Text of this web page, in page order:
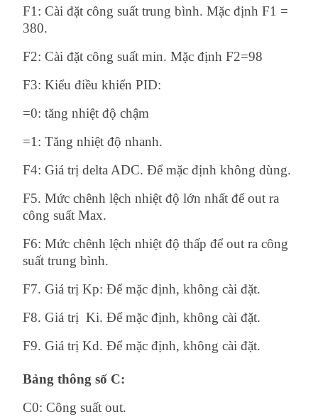
F1: Cài đặt công suất trung bình. Mặc định F1 =
380.
F2: Cài đặt công suất min. Mặc định F2=98
F3: Kiểu điều khiển PID:
=0: tăng nhiệt độ chậm
=1: Tăng nhiệt độ nhanh.
F4: Giá trị delta ADC. Để mặc định không dùng.
F5. Mức chênh lệch nhiệt độ lớn nhất để out ra
công suất Max.
F6: Mức chênh lệch nhiệt độ thấp để out ra công
suất trung bình.
F7. Giá trị Kp: Để mặc định, không cài đặt.
F8. Giá trị Ki. Để mặc định, không cài đặt.
F9. Giá trị Kd. Để mặc định, không cài đặt.
Bảng thông số C:
C0: Công suất out.